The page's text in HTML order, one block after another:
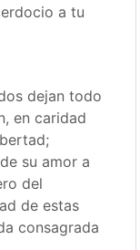
a tu
dejan todo
en caridad
su amor a
del
de estas
consagrada